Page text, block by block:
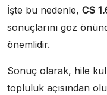
İşte bu nedenle, CS
sonuçlarını göz
önemlidir.
Sonuç olarak, hile
topluluk açısından